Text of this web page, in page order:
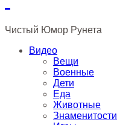
Чистый Юмор Рунета
Видео
Вещи
Военные
Дети
Еда
Животные
Знаменитости